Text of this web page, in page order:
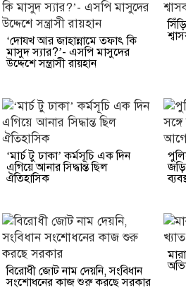
‘দোযখ আর জাহান্নামে তফাৎ কি
মাসুদ স্যার?’- এসপি মাসুদের
উদ্দেশে সন্ত্রাসী রায়হান
‘মার্চ টু ঢাকা’ কর্মসূচি এক দিন
এগিয়ে আনার সিদ্ধান্ত ছিল
ঐতিহাসিক
বিরোধী জোট নাম দেয়নি, সংবিধান
সংশোধনের কাজ শুরু করছে সরকার